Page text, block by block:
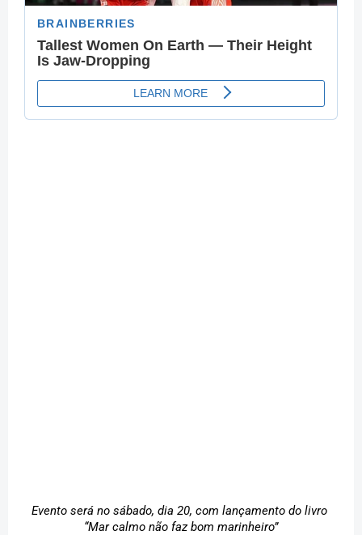
Evento será no sábado, dia 20, com lançamento do livro
“Mar calmo não faz bom marinheiro”